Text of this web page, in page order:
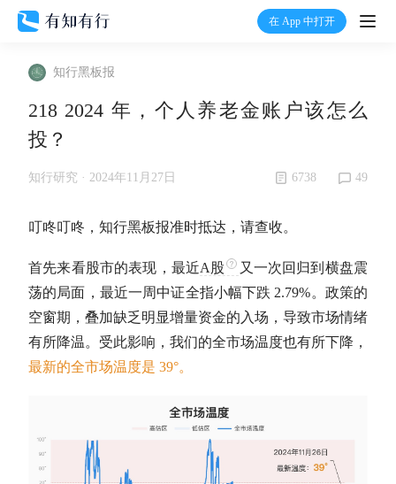
在 App 中打开
打
加入我们
知行黑板报
218 2024 年，个人养老金账户该怎么
投？
知行研究 · 2024年11月27日 6738 49
叮咚叮咚，知行黑板报准时抵达，请查收。
首先来看股市的表现，最近A股
又一次回归到横盘震
荡的局面，最近一周中证全指小幅下跌 2.79%。政策的
空窗期，叠加缺乏明显增量资金的入场，导致市场情绪
有所降温。受此影响，我们的全市场温度也有所下降，
最新的全市场温度是 39°。